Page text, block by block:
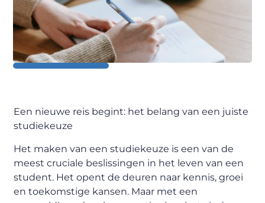
Een nieuwe reis begint: het belang van een juiste
studiekeuze
Het maken van een studiekeuze is een van de
meest cruciale beslissingen in het leven van een
student. Het opent de deuren naar kennis, groei
en toekomstige kansen. Maar met een